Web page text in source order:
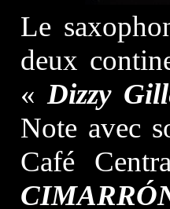
Le
deux
«Dizzy
Note avec
Café